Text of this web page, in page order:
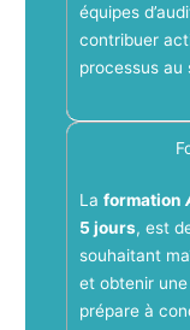
équipes
contribuer
processus au
La formation
5 jours, est
souhaitant
et obtenir
prépare à